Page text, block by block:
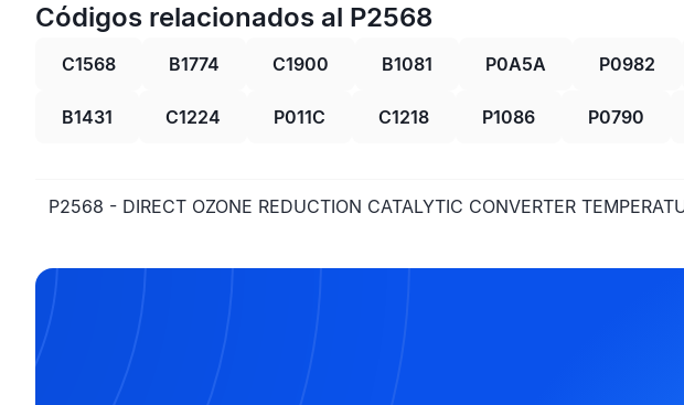
Códigos relacionados al P2568
C1568 B1774 C1900 B1081 P0A5A P0982
B1431 C1224 P011C C1218 P1086 P0790
P2568 - DIRECT OZONE REDUCTION CATALYTIC CONVERTER